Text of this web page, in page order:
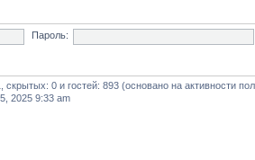
Пароль:
скрытых: 0 и гостей: 893 (основано на активности
2025 9:33 am